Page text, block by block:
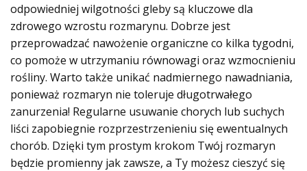
odpowiedniej wilgotności gleby są kluczowe dla
zdrowego wzrostu rozmarynu. Dobrze jest
przeprowadzać nawożenie organiczne co kilka tygodni,
co pomoże w utrzymaniu równowagi oraz wzmocnieniu
rośliny. Warto także unikać nadmiernego nawadniania,
ponieważ rozmaryn nie toleruje długotrwałego
zanurzenia! Regularne usuwanie chorych lub suchych
liści zapobiegnie rozprzestrzenieniu się ewentualnych
chorób. Dzięki tym prostym krokom Twój rozmaryn
będzie promienny jak zawsze, a Ty możesz cieszyć się